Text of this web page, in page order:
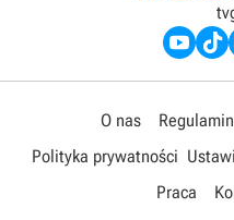
O nas Regulamin
Polityka prywatności
Praca